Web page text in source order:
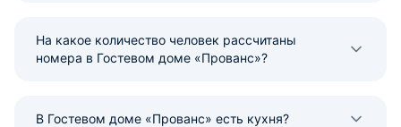
На какое количество человек рассчитаны
номера в Гостевом доме «Прованс»?
В Гостевом доме «Прованс» есть кухня?